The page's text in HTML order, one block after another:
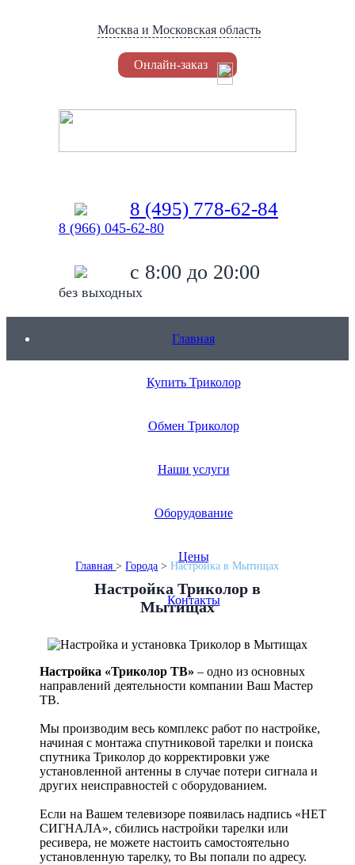
Москва и Московская область
Онлайн-заказ
8 (495) 778-62-84
8 (966) 045-62-80
c 8:00 до 20:00
без выходных
Главная
Купить Триколор
Обмен Триколор
Наши услуги
Оборудование
Цены
Контакты
Монтаж в день обращения
Бесплатный выезд
Главная>Города >Настройка в Мытищах
Настройка Триколор в
Мытищах
Настройка «Триколор ТВ» – одно из основных
направлений деятельности компании Ваш Мастер
ТВ.
Мы производим весь комплекс работ по настройке,
начиная с монтажа спутниковой тарелки и поиска
спутника Триколор до корректировки уже
установленной антенны в случае потери сигнала и
других неисправностей с оборудованием.
Если на Вашем телевизоре появилась надпись «НЕТ
СИГНАЛА», сбились настройки тарелки или
ресивера, не можете настоить самостоятельно
установленную тарелку, то Вы попали по адресу.